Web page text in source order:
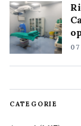
CATEGORIE